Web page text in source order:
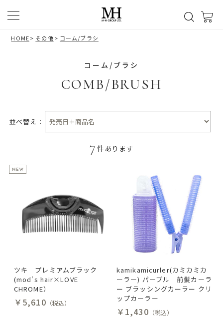
HOME> その他 > コーム/ブラシ
コーム/ブラシ
COMB/BRUSH
並べ替え：
7 件あります
ツキ プレミアムブラック
(mod's hair×LOVE
CHROME）
￥5,610 （税込）
kamikamicurler(カミカミカ
ーラー) パープル 前髪カーラ
ー ブラッシングカーラー クリ
ップカーラー
￥1,430 （税込）